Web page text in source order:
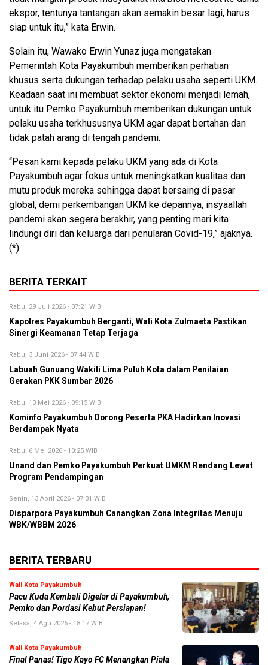
ekspor, tentunya tantangan akan semakin besar lagi, harus
siap untuk itu,” kata Erwin.
Selain itu, Wawako Erwin Yunaz juga mengatakan
Pemerintah Kota Payakumbuh memberikan perhatian
khusus serta dukungan terhadap pelaku usaha seperti UKM.
Keadaan saat ini membuat sektor ekonomi menjadi lemah,
untuk itu Pemko Payakumbuh memberikan dukungan untuk
pelaku usaha terkhususnya UKM agar dapat bertahan dan
tidak patah arang di tengah pandemi.
“Pesan kami kepada pelaku UKM yang ada di Kota
Payakumbuh agar fokus untuk meningkatkan kualitas dan
mutu produk mereka sehingga dapat bersaing di pasar
global, demi perkembangan UKM ke depannya, insyaallah
pandemi akan segera berakhir, yang penting mari kita
lindungi diri dan keluarga dari penularan Covid-19,” ajaknya.
(*)
BERITA TERKAIT
Rabu, 29 Juli 2026 - 07:21 WIB
Kapolres Payakumbuh Berganti, Wali Kota Zulmaeta Pastikan
Sinergi Keamanan Tetap Terjaga
Rabu, 3 Juni 2026 - 07:44 WIB
Labuah Gunuang Wakili Lima Puluh Kota dalam Penilaian
Gerakan PKK Sumbar 2026
Rabu, 13 Mei 2026 - 09:15 WIB
Kominfo Payakumbuh Dorong Peserta PKA Hadirkan Inovasi
Berdampak Nyata
Rabu, 6 Mei 2026 - 10:25 WIB
Unand dan Pemko Payakumbuh Perkuat UMKM Rendang Lewat
Program Pendampingan
Senin, 13 April 2026 - 07:31 WIB
Disparpora Payakumbuh Canangkan Zona Integritas Menuju
WBK/WBBM 2026
BERITA TERBARU
Wali Kota Payakumbuh
Pacu Kuda Kembali Digelar di Payakumbuh,
Pemko dan Pordasi Kebut Persiapan!
Selasa, 4 Agu 2026 - 18:17 WIB
Wali Kota Payakumbuh
Final Panas! Tigo Kayo FC Menangkan Piala